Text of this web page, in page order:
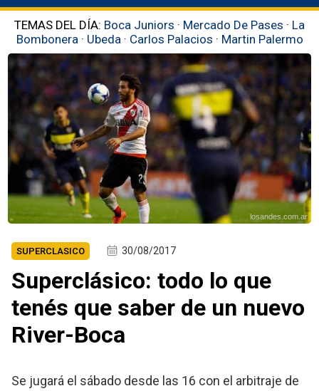
TEMAS DEL DÍA: Boca Juniors · Mercado De Pases · La
Bombonera · Ubeda · Carlos Palacios · Martin Palermo
losandes.com.ar
SUPERCLASICO 30/08/2017
Superclásico: todo lo que
tenés que saber de un nuevo
River-Boca
Se jugará el sábado desde las 16 con el arbitraje de